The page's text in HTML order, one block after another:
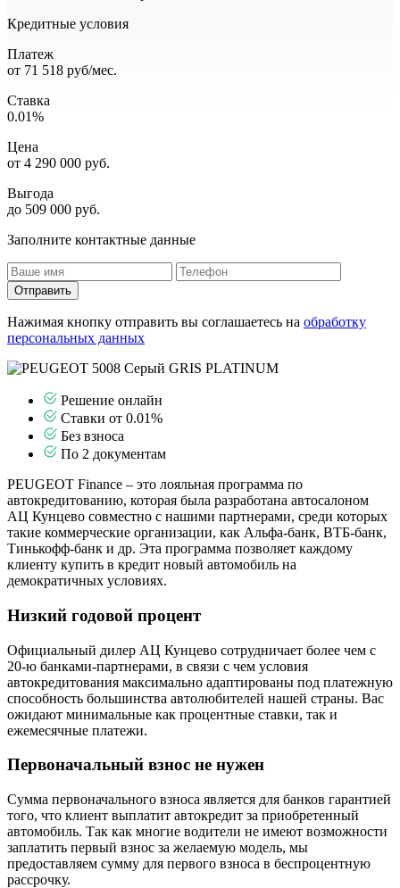
Кредитные условия
Платеж
от 71 518 руб/мес.
Ставка
0.01%
Цена
от 4 290 000 руб.
Выгода
до 509 000 руб.
Заполните контактные данные
Отправить
Нажимая кнопку отправить вы соглашаетесь на обработку
персональных данных
Решение онлайн
Ставки от 0.01%
Без взноса
По 2 документам
PEUGEOT Finance – это лояльная программа по
автокредитованию, которая была разработана автосалоном
АЦ Кунцево совместно с нашими партнерами, среди которых
такие коммерческие организации, как Альфа-банк, ВТБ-банк,
Тинькофф-банк и др. Эта программа позволяет каждому
клиенту купить в кредит новый автомобиль на
демократичных условиях.
Низкий годовой процент
Официальный дилер АЦ Кунцево сотрудничает более чем с
20-ю банками-партнерами, в связи с чем условия
автокредитования максимально адаптированы под платежную
способность большинства автолюбителей нашей страны. Вас
ожидают минимальные как процентные ставки, так и
ежемесячные платежи.
Первоначальный взнос не нужен
Сумма первоначального взноса является для банков гарантией
того, что клиент выплатит автокредит за приобретенный
автомобиль. Так как многие водители не имеют возможности
заплатить первый взнос за желаемую модель, мы
предоставляем сумму для первого взноса в беспроцентную
рассрочку.